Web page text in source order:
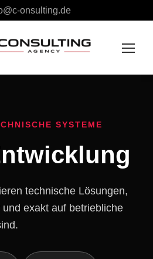
onsulting.de
SYSTEME
technische Lösungen,
exakt auf betriebliche